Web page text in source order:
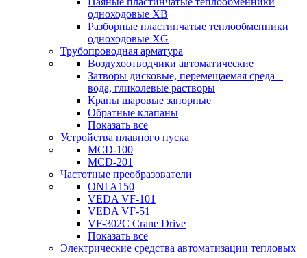
одноходовые ХВ
Разборные пластинчатые теплообменники
одноходовые ХG
Трубопроводная арматура
Воздухоотводчики автоматические
Затворы дисковые, перемещаемая среда –
вода, гликолевые растворы
Краны шаровые запорные
Обратные клапаны
Показать все
Устройства плавного пуска
MCD-100
MCD-201
Частотные преобразователи
ONI A150
VEDA VF-101
VEDA VF-51
VF-302C Crane Drive
Показать все
Электрические средства автоматизации тепловых